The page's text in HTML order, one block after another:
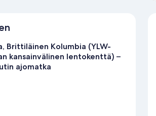
Brittiläinen Kolumbia (YLW-
kansainvälinen lentokenttä) –
ajomatka